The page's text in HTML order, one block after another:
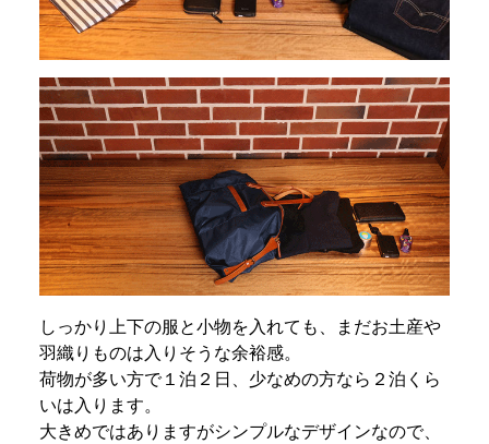
しっかり上下の服と小物を入れても、まだお土産や
羽織りものは入りそうな余裕感。
荷物が多い方で１泊２日、少なめの方なら２泊くら
いは入ります。
大きめではありますがシンプルなデザインなので、